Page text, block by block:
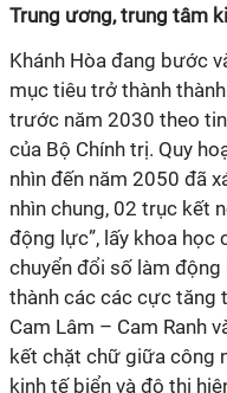
Trung ương, trung tâm
Khánh Hòa đang bước
mục tiêu trở thành
trước năm 2030 theo
của Bộ Chính trị. Quy
nhìn đến năm 2050 đã
nhìn chung, 02 trục kết
động lực”, lấy khoa học
chuyển đổi số làm
thành các các cực tăng
Cam Lâm – Cam Ranh
kết chặt chữ giữa công
kinh tế biển và đô thị